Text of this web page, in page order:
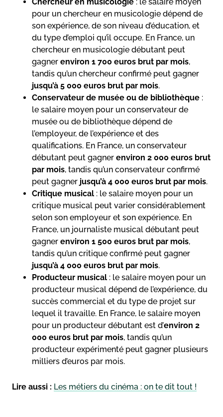
pour un chercheur en musicologie dépend de
son expérience, de son niveau d’éducation, et
du type d’emploi qu’il occupe. En France, un
chercheur en musicologie débutant peut
gagner environ 1 700 euros brut par mois,
tandis qu’un chercheur confirmé peut gagner
jusqu’à 5 000 euros brut par mois.
Conservateur de musée ou de bibliothèque :
le salaire moyen pour un conservateur de
musée ou de bibliothèque dépend de
l’employeur, de l’expérience et des
qualifications. En France, un conservateur
débutant peut gagner environ 2 000 euros brut
par mois, tandis qu’un conservateur confirmé
peut gagner jusqu’à 4 000 euros brut par mois.
Critique musical : le salaire moyen pour un
critique musical peut varier considérablement
selon son employeur et son expérience. En
France, un journaliste musical débutant peut
gagner environ 1 500 euros brut par mois,
tandis qu’un critique confirmé peut gagner
jusqu’à 4 000 euros brut par mois.
Producteur musical : le salaire moyen pour un
producteur musical dépend de l’expérience, du
succès commercial et du type de projet sur
lequel il travaille. En France, le salaire moyen
pour un producteur débutant est d’environ 2
000 euros brut par mois, tandis qu’un
producteur expérimenté peut gagner plusieurs
milliers d’euros par mois.
Lire aussi : Les métiers du cinéma : on te dit tout !